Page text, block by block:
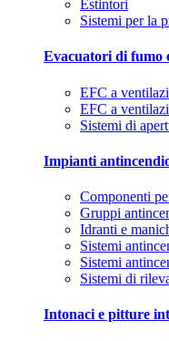
Estintori
Sistemi per la
Evacuatori di fumo
EFC a
EFC a
Sistemi di
Impianti
Componenti
Gruppi
Idranti e
Sistemi
Sistemi
Sistemi di
Intonaci e pitture